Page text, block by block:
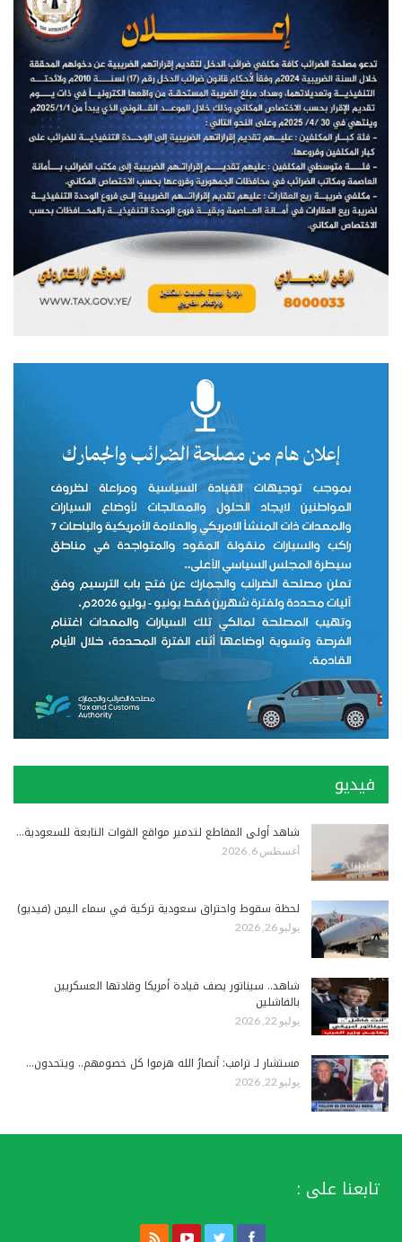
فيديو
شاهد أولى المقاطع لتدمير مواقع القوات التابعة للسعودية…
أغسطس 6, 2026
لحظة سقوط واحتراق سعودية تركية في سماء اليمن (فيديو)
يوليو 26, 2026
شاهد.. سيناتور يصف قيادة أمريكا وقادتها العسكريين
بالفاشلين
يوليو 22, 2026
مستشار لـ ترامب: أنصارُ الله هزموا كل خصومهم.. ويتحدون…
يوليو 22, 2026
تابعنا على :